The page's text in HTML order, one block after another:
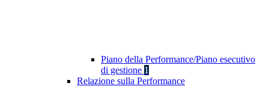
Piano della Performance/Piano esecutivo
di gestione 1
Relazione sulla Performance